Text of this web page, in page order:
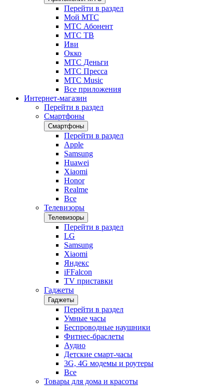
Перейти в раздел
Мой МТС
МТС Абонент
МТС ТВ
Иви
Окко
МТС Деньги
МТС Пресса
МТС Music
Все приложения
Интернет-магазин
Перейти в раздел
Смартфоны
Смартфоны
Перейти в раздел
Apple
Samsung
Huawei
Xiaomi
Honor
Realme
Все
Телевизоры
Телевизоры
Перейти в раздел
LG
Samsung
Xiaomi
Яндекс
iFFalcon
TV приставки
Гаджеты
Гаджеты
Перейти в раздел
Умные часы
Беспроводные наушники
Фитнес-браслеты
Аудио
Детские смарт-часы
3G, 4G модемы и роутеры
Все
Товары для дома и красоты